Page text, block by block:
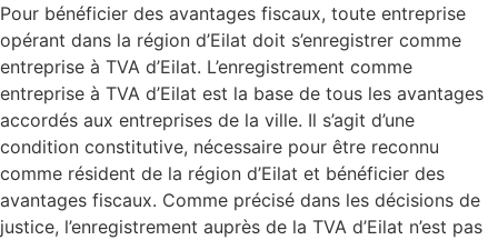
Pour bénéficier des avantages fiscaux, toute entreprise
opérant dans la région d’Eilat doit s’enregistrer comme
entreprise à TVA d’Eilat. L’enregistrement comme
entreprise à TVA d’Eilat est la base de tous les avantages
accordés aux entreprises de la ville. Il s’agit d’une
condition constitutive, nécessaire pour être reconnu
comme résident de la région d’Eilat et bénéficier des
avantages fiscaux. Comme précisé dans les décisions de
justice, l’enregistrement auprès de la TVA d’Eilat n’est pas